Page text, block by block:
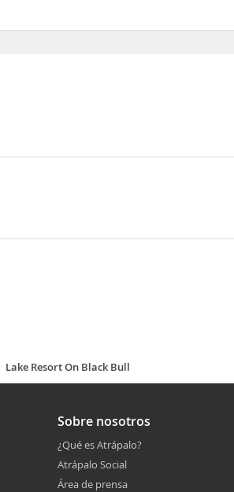
Lake Resort On Black Bull
Sobre nosotros
¿Qué es Atrápalo?
Atrápalo Social
Área de prensa